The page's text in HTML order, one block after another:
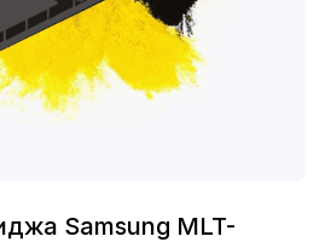
Samsung MLT-